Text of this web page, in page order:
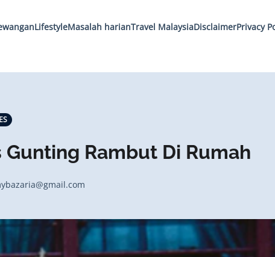
LifestyleMasalah harianTravel MalaysiaDisclaimerPrivacy
Rambut Di Rumah